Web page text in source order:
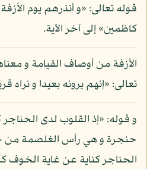
قوله تعالى: «و أنذرهم يوم
كاظمين» إلى آخر الآية.
الأزفة من أوصاف القيامة و
تعالى: «إنهم يرونه بعيدا و نراه
و قوله: «إذ القلوب لدى
حنجرة و هي رأس الغلصمة من
الحناجر كناية عن غاية الخوف